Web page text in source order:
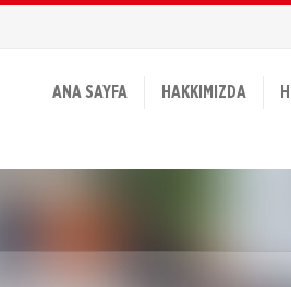
ANA SAYFA HAKKIMIZDA